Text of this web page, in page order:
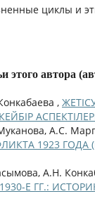
циклы и
этого автора
,
А.С.
1923
А.Н.
Е ГГ.: